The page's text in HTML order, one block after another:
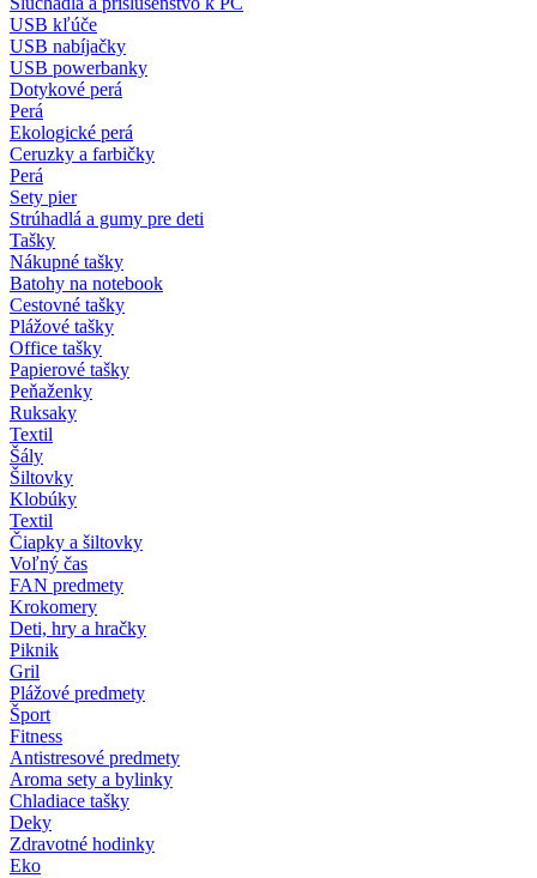
USB kľúče
USB nabíjačky
USB powerbanky
Dotykové perá
Perá
Ekologické perá
Ceruzky a farbičky
Perá
Sety pier
Strúhadlá a gumy pre deti
Tašky
Nákupné tašky
Batohy na notebook
Cestovné tašky
Plážové tašky
Office tašky
Papierové tašky
Peňaženky
Ruksaky
Textil
Šály
Šiltovky
Klobúky
Textil
Čiapky a šiltovky
Voľný čas
FAN predmety
Krokomery
Deti, hry a hračky
Piknik
Gril
Plážové predmety
Šport
Fitness
Antistresové predmety
Aroma sety a bylinky
Chladiace tašky
Deky
Zdravotné hodinky
Eko